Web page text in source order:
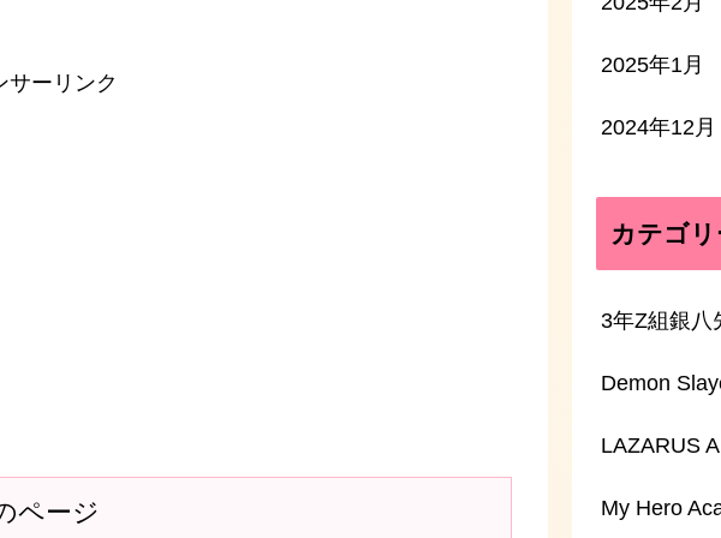
サーリンク
ページ
2025年1月
2024年12月
カテゴリ
3年Z組銀八
Demon
LAZARUS
My Hero